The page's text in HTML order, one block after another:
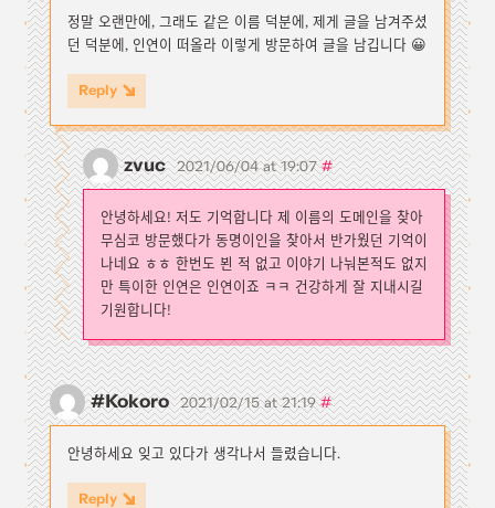
정말 오랜만에, 그래도 같은 이름 덕분에, 제게 글을 남겨주셨
던 덕분에, 인연이 떠올라 이렇게 방문하여 글을 남깁니다 😀
Reply
zvuc 2021/06/04 at 19:07#
안녕하세요! 저도 기억합니다 제 이름의 도메인을 찾아
무심코 방문했다가 동명이인을 찾아서 반가웠던 기억이
나네요 ㅎㅎ 한번도 뵌 적 없고 이야기 나눠본적도 없지
만 특이한 인연은 인연이죠 ㅋㅋ 건강하게 잘 지내시길
기원합니다!
#Kokoro 2021/02/15 at 21:19#
안녕하세요 잊고 있다가 생각나서 들렸습니다.
Reply